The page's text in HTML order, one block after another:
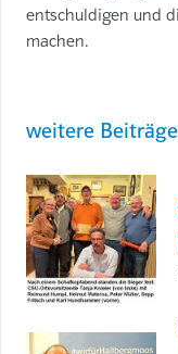
entschuldigen und
machen.
weitere Beiträge